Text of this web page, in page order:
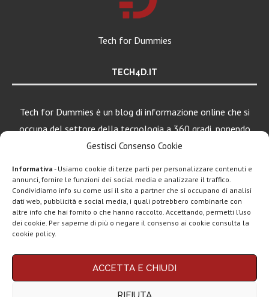
Gestisci Consenso Cookie
Informativa - Usiamo cookie di terze parti per personalizzare contenuti e
annunci, fornire le funzioni dei social media e analizzare il traffico.
Condividiamo info su come usi il sito a partner che si occupano di analisi
dati web, pubblicità e social media, i quali potrebbero combinarle con
altre info che hai fornito o che hanno raccolto. Accettando, permetti l’uso
dei cookie. Per saperne di più o negare il consenso ai cookie consulta la
cookie policy.
ACCETTA E CHIUDI
Tech for Dummies
TECH4D.IT
Tech for Dummies è un blog di informazione online che si
occupa del settore della tecnologia a 360 gradi, ponendo
una particolare attenzione al mondo Android, Apple e
Chi siamo Contatti Disclaimer Privacy policy
Questo blog non rappresenta una testata giornalistica in quanto viene aggiornato
LEGGI ANCHE
Motorola rinnova